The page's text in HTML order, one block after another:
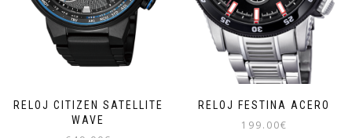
RELOJ CITIZEN SATELLITE
WAVE
RELOJ FESTINA ACERO
199.00€